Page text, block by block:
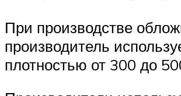
При производстве
производитель
плотностью от 300 до